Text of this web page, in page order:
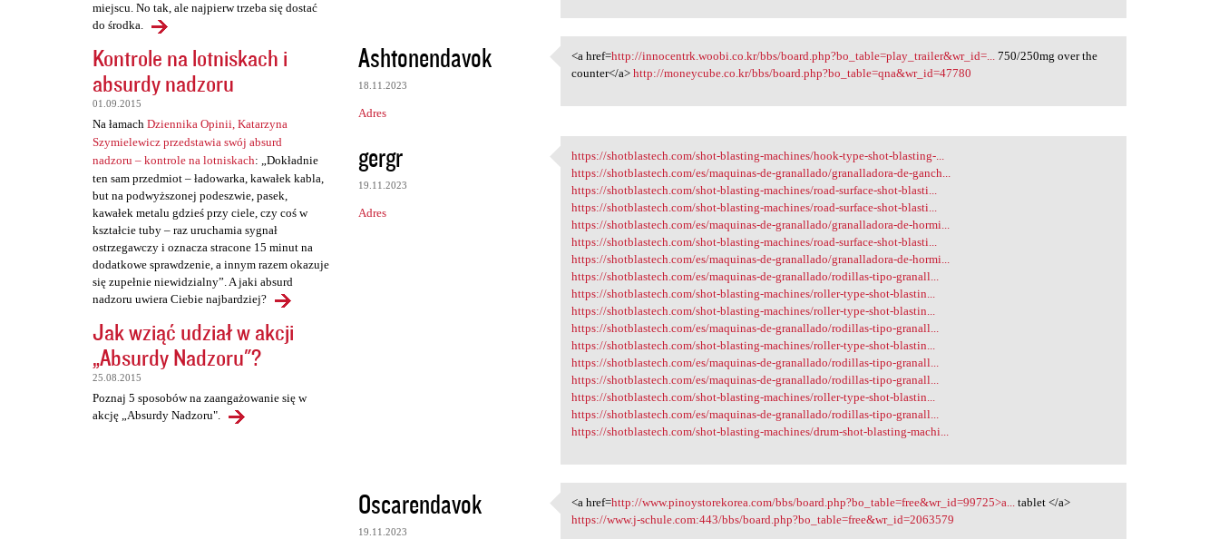
miejscu. No tak, ale najpierw trzeba się dostać
do środka.
Kontrole na lotniskach i
absurdy nadzoru
01.09.2015
Na łamach Dziennika Opinii, Katarzyna
Szymielewicz przedstawia swój absurd
nadzoru – kontrole na lotniskach: „Dokładnie
ten sam przedmiot – ładowarka, kawałek kabla,
but na podwyższonej podeszwie, pasek,
kawałek metalu gdzieś przy ciele, czy coś w
kształcie tuby – raz uruchamia sygnał
ostrzegawczy i oznacza stracone 15 minut na
dodatkowe sprawdzenie, a innym razem okazuje
się zupełnie niewidzialny”. A jaki absurd
nadzoru uwiera Ciebie najbardziej?
Jak wziąć udział w akcji
„Absurdy Nadzoru"?
25.08.2015
Poznaj 5 sposobów na zaangażowanie się w
akcję „Absurdy Nadzoru".
Ashtonendavok
18.11.2023
Adres
<a href=http://innocentrk
<a href=http://innocentrk.woobi.co.kr/bbs/board.php?bo_table=play_trailer&wr_id=...
750/250mg over the
counter</a>http://moneycube.co.kr/bbs/board.php?bo_table=qna&wr_id=47780
gergr
19.11.2023
Adres
https://shotblastech.com/shot
https://shotblastech.com/shot-blasting-machines/hook-type-shot-blasting-...
https://shotblastech.com/es/maquinas-de-granallado/granalladora-de-ganch...
https://shotblastech.com/shot-blasting-machines/road-surface-shot-blasti...
https://shotblastech.com/shot-blasting-machines/road-surface-shot-blasti...
https://shotblastech.com/es/maquinas-de-granallado/granalladora-de-hormi...
https://shotblastech.com/shot-blasting-machines/road-surface-shot-blasti...
https://shotblastech.com/es/maquinas-de-granallado/granalladora-de-hormi...
https://shotblastech.com/es/maquinas-de-granallado/rodillas-tipo-granall...
https://shotblastech.com/shot-blasting-machines/roller-type-shot-blastin...
https://shotblastech.com/shot-blasting-machines/roller-type-shot-blastin...
https://shotblastech.com/es/maquinas-de-granallado/rodillas-tipo-granall...
https://shotblastech.com/shot-blasting-machines/roller-type-shot-blastin...
https://shotblastech.com/es/maquinas-de-granallado/rodillas-tipo-granall...
https://shotblastech.com/es/maquinas-de-granallado/rodillas-tipo-granall...
https://shotblastech.com/shot-blasting-machines/roller-type-shot-blastin...
https://shotblastech.com/es/maquinas-de-granallado/rodillas-tipo-granall...
https://shotblastech.com/shot-blasting-machines/drum-shot-blasting-machi...
Oscarendavok
19.11.2023
<a href=http://www
<a href=http://www.pinoystorekorea.com/bbs/board.php?bo_table=free&wr_id=99725>a... tablet </a>
https://www.j-schule.com:443/bbs/board.php?bo_table=free&wr_id=2063579